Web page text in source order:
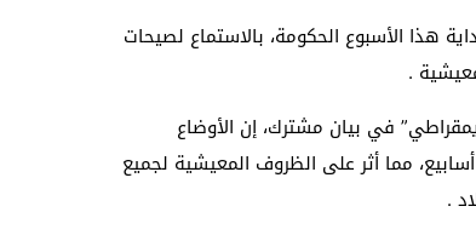
هذا الأسبوع الحكومة، بالاستماع لصيحات
.
في بيان مشترك، إن الأوضاع
مما أثر على الظروف المعيشية لجميع
.